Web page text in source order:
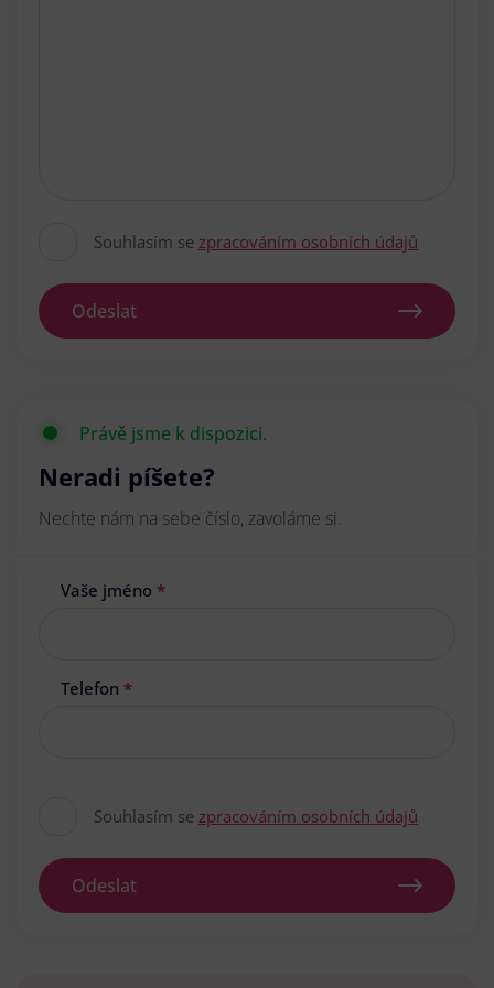
Souhlasím se zpracováním osobních údajů
Odeslat
Právě jsme k dispozici.
Neradi píšete?
Nechte nám na sebe číslo, zavoláme si.
Vaše jméno *
Telefon *
Souhlasím se zpracováním osobních údajů
Odeslat